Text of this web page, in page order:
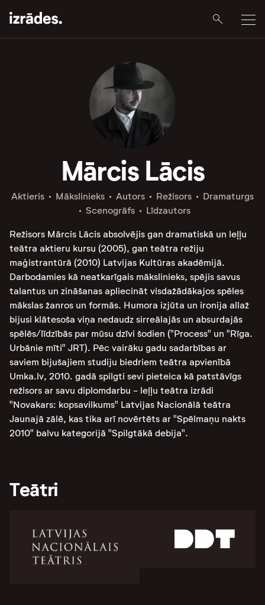
Mārcis Lācis
Aktieris Mākslinieks Autors Režisors
Dramaturgs
Scenogrāfs
Līdzautors
Režisors Mārcis Lācis absolvējis gan dramatiskā un leļļu
teātra aktieru kursu (2005), gan teātra režiju
maģistrantūrā (2010) Latvijas Kultūras akadēmijā.
Darbodamies kā neatkarīgais mākslinieks, spējis savus
talantus un zināšanas apliecināt visdažādākajos spēles
mākslas žanros un formās. Humora izjūta un ironija allaž
bijusi klātesoša viņa nedaudz sirreālajās un absurdajās
spēlēs/līdzībās par mūsu dzīvi šodien ("Process" un "Rīga.
Urbānie mīti" JRT). Pēc vairāku gadu sadarbības ar
saviem bijušajiem studiju biedriem teātra apvienībā
Umka.lv, 2010. gadā spilgti sevi pieteica kā patstāvīgs
režisors ar savu diplomdarbu - leļļu teātra izrādi
"Novakars: kopsavilkums" Latvijas Nacionālā teātra
Jaunajā zālē, kas tika arī novērtēts ar "Spēlmaņu nakts
2010" balvu kategorijā "Spilgtākā debija".
Teātri